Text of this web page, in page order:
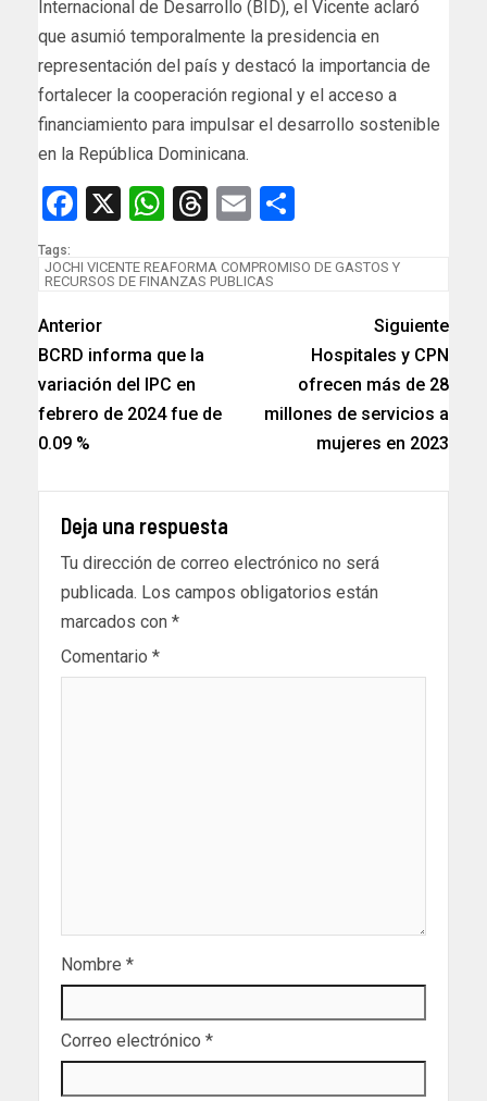
Internacional de Desarrollo (BID), el Vicente aclaró
que asumió temporalmente la presidencia en
representación del país y destacó la importancia de
fortalecer la cooperación regional y el acceso a
financiamiento para impulsar el desarrollo sostenible
en la República Dominicana.
Facebook
X WhatsApp
Threads
Email
Tags:
JOCHI VICENTE REAFORMA COMPROMISO DE GASTOS Y
RECURSOS DE FINANZAS PUBLICAS
Anterior
BCRD informa que la
variación del IPC en
febrero de 2024 fue de
0.09 %
Siguiente
Hospitales y CPN
ofrecen más de 28
millones de servicios a
mujeres en 2023
Deja una respuesta
Tu dirección de correo electrónico no será
publicada. Los campos obligatorios están
marcados con *
Comentario *
Nombre *
Correo electrónico *